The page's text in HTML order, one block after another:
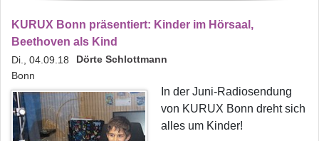
KURUX Bonn präsentiert: Kinder im Hörsaal,
Beethoven als Kind
Di., 04.09.18 Dörte Schlottmann
Bonn
In der Juni-Radiosendung
von KURUX Bonn dreht sich
alles um Kinder!